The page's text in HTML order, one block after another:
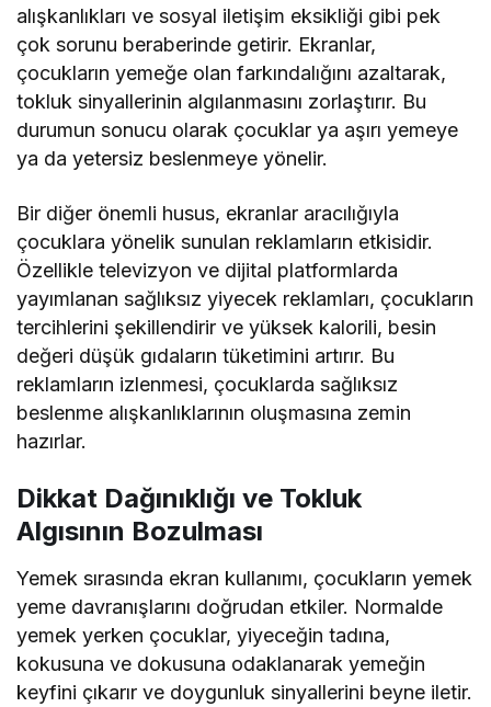
alışkanlıkları ve sosyal iletişim eksikliği gibi pek
çok sorunu beraberinde getirir. Ekranlar,
çocukların yemeğe olan farkındalığını azaltarak,
tokluk sinyallerinin algılanmasını zorlaştırır. Bu
durumun sonucu olarak çocuklar ya aşırı yemeye
ya da yetersiz beslenmeye yönelir.
Bir diğer önemli husus, ekranlar aracılığıyla
çocuklara yönelik sunulan reklamların etkisidir.
Özellikle televizyon ve dijital platformlarda
yayımlanan sağlıksız yiyecek reklamları, çocukların
tercihlerini şekillendirir ve yüksek kalorili, besin
değeri düşük gıdaların tüketimini artırır. Bu
reklamların izlenmesi, çocuklarda sağlıksız
beslenme alışkanlıklarının oluşmasına zemin
hazırlar.
Dikkat Dağınıklığı ve Tokluk
Algısının Bozulması
Yemek sırasında ekran kullanımı, çocukların yemek
yeme davranışlarını doğrudan etkiler. Normalde
yemek yerken çocuklar, yiyeceğin tadına,
kokusuna ve dokusuna odaklanarak yemeğin
keyfini çıkarır ve doygunluk sinyallerini beyne iletir.